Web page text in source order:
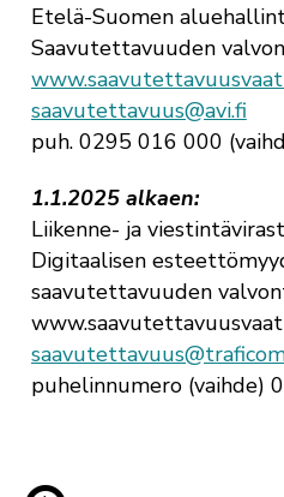
Etelä-Suomen
Saavutettavuuden
saavutettavuus@avi.fi
puh. 0295 016 000
1.1.2025 alkaen:
Liikenne- ja
Digitaalisen
saavutettavuuden
puhelinnumero (vaihde)